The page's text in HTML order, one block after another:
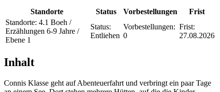
Standorte Status Vorbestellungen
Frist
Standorte: 4.1 Boeh /
Erzählungen 6-9 Jahre /
Ebene 1
Status:
Entliehen
Vorbestellungen:
0
Frist:
27.08.2026
Inhalt
Connis Klasse geht auf Abenteuerfahrt und verbringt ein paar Tage